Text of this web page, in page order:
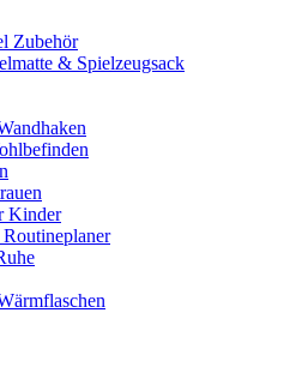
Zubehör
& Spielzeugsack
Kinder